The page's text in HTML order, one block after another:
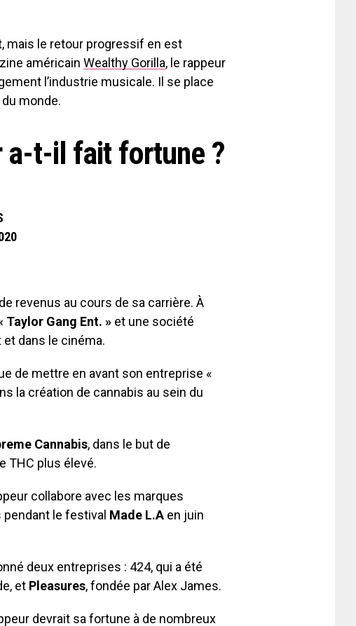
mais le retour progressif en est
américain Wealthy Gorilla, le rappeur
l’industrie musicale. Il se place
monde.
a-t-il fait fortune ?
revenus au cours de sa carrière. À
Taylor Gang Ent. » et une société
dans le cinéma.
de mettre en avant son entreprise «
la création de cannabis au sein du
Cannabis, dans le but de
THC plus élevé.
collabore avec les marques
pendant le festival Made L.A en juin
deux entreprises : 424, qui a été
et Pleasures, fondée par Alex James.
devrait sa fortune à de nombreux